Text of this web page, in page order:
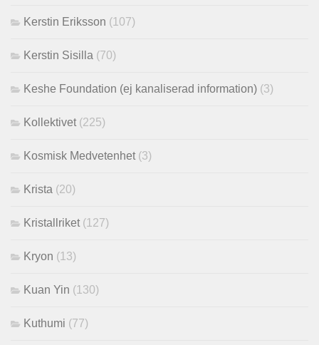
Kerstin Eriksson (107)
Kerstin Sisilla (70)
Keshe Foundation (ej kanaliserad information) (3)
Kollektivet (225)
Kosmisk Medvetenhet (3)
Krista (20)
Kristallriket (127)
Kryon (13)
Kuan Yin (130)
Kuthumi (77)